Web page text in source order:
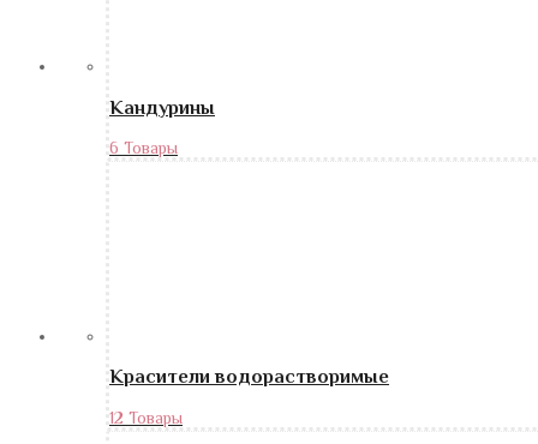
Кандурины
6 Товары
Красители водорастворимые
12 Товары